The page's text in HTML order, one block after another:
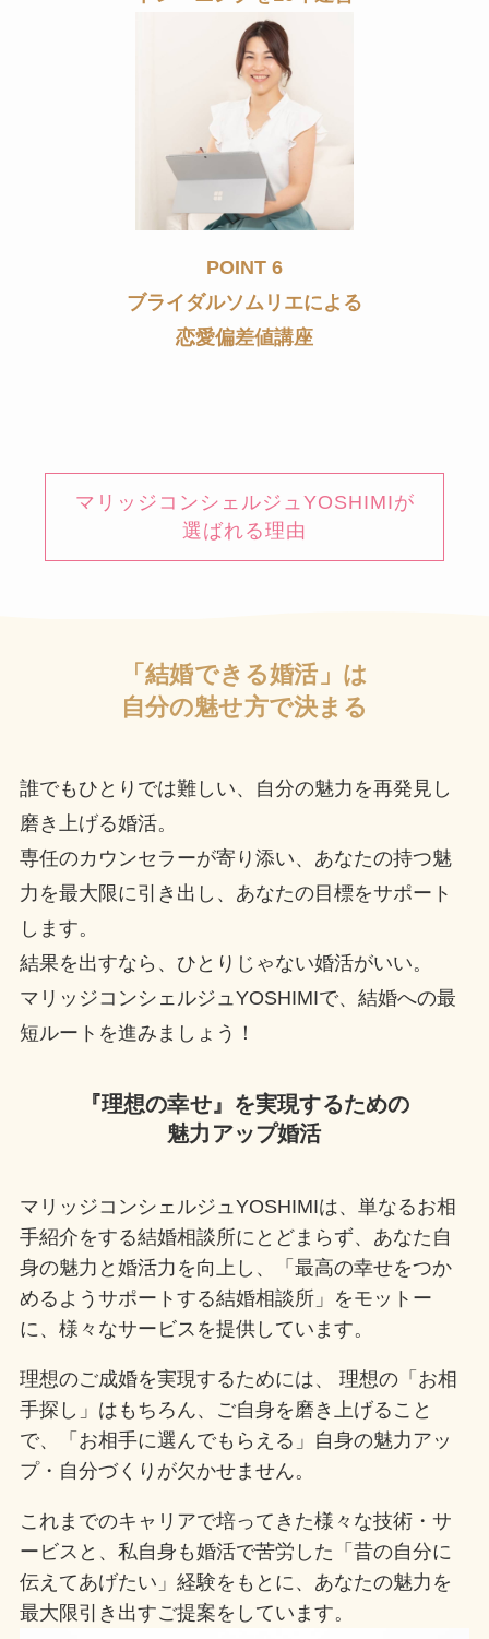
POINT 6
ブライダルソムリエによる
恋愛偏差値講座
マリッジコンシェルジュYOSHIMIが
選ばれる理由
「結婚できる婚活」は
自分の魅せ方で決まる
誰でもひとりでは難しい、自分の魅力を再発見し
磨き上げる婚活。
専任のカウンセラーが寄り添い、あなたの持つ魅
力を最大限に引き出し、あなたの目標をサポート
します。
結果を出すなら、ひとりじゃない婚活がいい。
マリッジコンシェルジュYOSHIMIで、結婚への最
短ルートを進みましょう！
『理想の幸せ』を実現するための
魅力アップ婚活
マリッジコンシェルジュYOSHIMIは、単なるお相
手紹介をする結婚相談所にとどまらず、あなた自
身の魅力と婚活力を向上し、「最高の幸せをつか
めるようサポートする結婚相談所」をモットー
に、様々なサービスを提供しています。
理想のご成婚を実現するためには、 理想の「お相
手探し」はもちろん、ご自身を磨き上げること
で、「お相手に選んでもらえる」自身の魅力アッ
プ・自分づくりが欠かせません。
これまでのキャリアで培ってきた様々な技術・サ
ービスと、私自身も婚活で苦労した「昔の自分に
伝えてあげたい」経験をもとに、あなたの魅力を
最大限引き出すご提案をしています。